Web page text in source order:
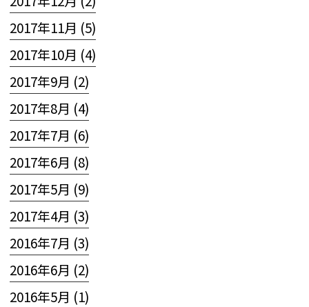
2017年11月 (5)
2017年10月 (4)
2017年9月 (2)
2017年8月 (4)
2017年7月 (6)
2017年6月 (8)
2017年5月 (9)
2017年4月 (3)
2016年7月 (3)
2016年6月 (2)
2016年5月 (1)